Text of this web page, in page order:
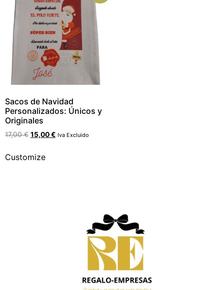
Sacos de Navidad
Personalizados: Únicos y
Originales
17,00€ 15,00€ Iva Excluido
Customize